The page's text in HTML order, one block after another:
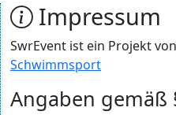
Impressum
SwrEvent ist ein Projekt von
Schwimmsport
Angaben gemäß